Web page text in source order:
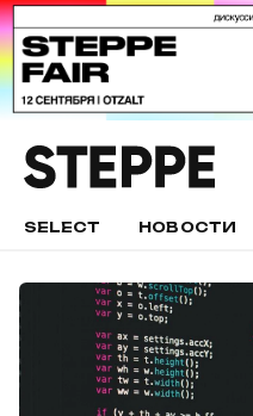
SELECT НОВОСТИ